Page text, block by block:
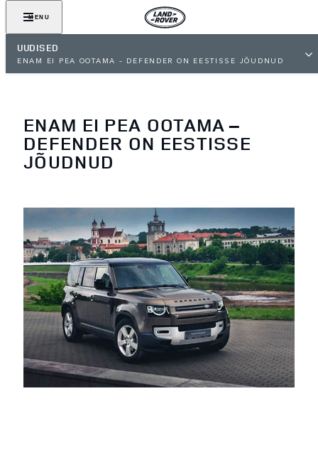
MENU
UUDISED
ENAM EI PEA OOTAMA – DEFENDER ON EESTISSE JÕUDNUD
ENAM EI PEA OOTAMA –
DEFENDER ON EESTISSE
JÕUDNUD